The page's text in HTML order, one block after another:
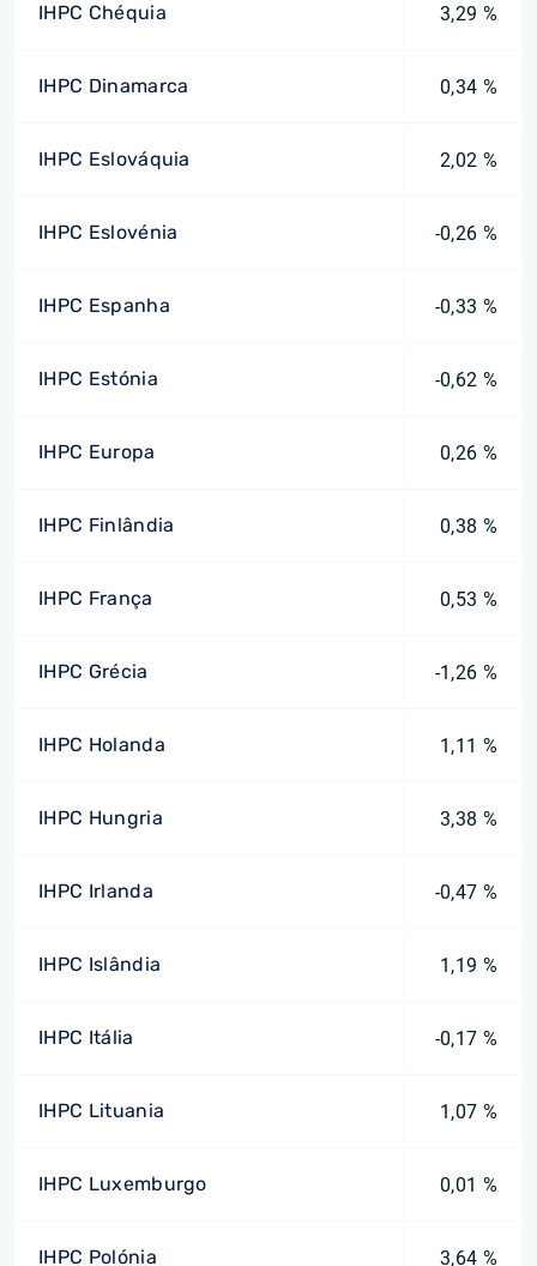
IHPC Chéquia 3,29 %
IHPC Dinamarca 0,34 %
IHPC Eslováquia 2,02 %
IHPC Eslovénia -0,26 %
IHPC Espanha -0,33 %
IHPC Estónia -0,62 %
IHPC Europa 0,26 %
IHPC Finlândia 0,38 %
IHPC França 0,53 %
IHPC Grécia -1,26 %
IHPC Holanda 1,11 %
IHPC Hungria 3,38 %
IHPC Irlanda -0,47 %
IHPC Islândia 1,19 %
IHPC Itália -0,17 %
IHPC Lituania 1,07 %
IHPC Luxemburgo 0,01 %
IHPC Polónia 3,64 %